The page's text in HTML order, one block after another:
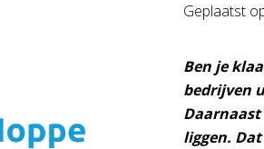
Geplaatst
Ben je
bedrijven
liggen.